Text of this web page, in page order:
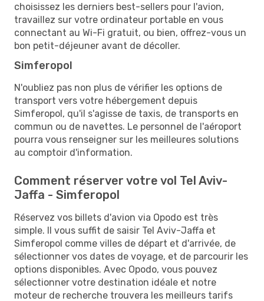
choisissez les derniers best-sellers pour l'avion,
travaillez sur votre ordinateur portable en vous
connectant au Wi-Fi gratuit, ou bien, offrez-vous un
bon petit-déjeuner avant de décoller.
Simferopol
N'oubliez pas non plus de vérifier les options de
transport vers votre hébergement depuis
Simferopol, qu'il s'agisse de taxis, de transports en
commun ou de navettes. Le personnel de l'aéroport
pourra vous renseigner sur les meilleures solutions
au comptoir d'information.
Comment réserver votre vol Tel Aviv-
Jaffa - Simferopol
Réservez vos billets d'avion via Opodo est très
simple. Il vous suffit de saisir Tel Aviv-Jaffa et
Simferopol comme villes de départ et d'arrivée, de
sélectionner vos dates de voyage, et de parcourir les
options disponibles. Avec Opodo, vous pouvez
sélectionner votre destination idéale et notre
moteur de recherche trouvera les meilleurs tarifs